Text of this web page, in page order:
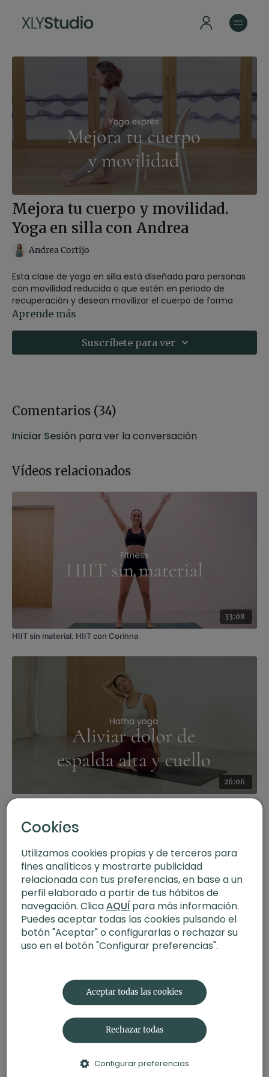
Mejora tu cuerpo y movilidad.
Yoga en silla con Andrea
Andrea Cortijo
Esta clase de yoga en silla está diseñada para personas
con movilidad reducida o que estén en periodo de
recuperación y desean movilizar el cuerpo de forma
segura. A través de estiramientos suaves, fortalecimiento
flexibilidad, el equilibrio y el bienestar general, para
disfrutar de una mayor vitalidad y relajación.
Mejora del equilibrio y bienestar general
-Estilo: Slow yoga
: Andrea Cortijo
-Nivel: Multinivel
-Material: Silla
-Enfoque: movilidad de todo el cuerpo
Hatha yoga relajante +60
Aprende más
Suscríbete para ver
Comentarios (34)
Iniciar Sesión para ver la conversación
Vídeos relacionados
33:08
HIIT sin material. HIIT con Corinna
26:06
Alivia el dolor de espalda alta y cuello. Hatha con Xuan Lan
Cookies
Utilizamos cookies propias y de terceros para
fines analíticos y mostrarte publicidad
relacionada con tus preferencias, en base a un
perfil elaborado a partir de tus hábitos de
navegación. ClicaAQUÍpara más información.
Puedes aceptar todas las cookies pulsando el
botón "Aceptar" o configurarlas o rechazar su
uso en el botón "Configurar preferencias".
Aceptar todas las cookies
Rechazar todas
Configurar preferencias